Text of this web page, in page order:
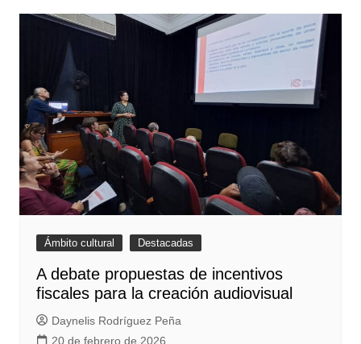
Ámbito cultural Destacadas
A debate propuestas de incentivos
fiscales para la creación audiovisual
Daynelis Rodríguez Peña
20 de febrero de 2026